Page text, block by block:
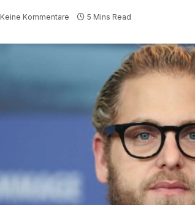
Keine Kommentare 5 Mins Read